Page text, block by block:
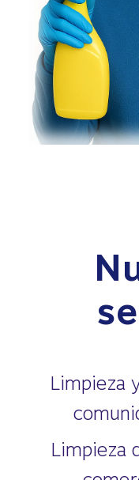
Limpieza
Limpieza